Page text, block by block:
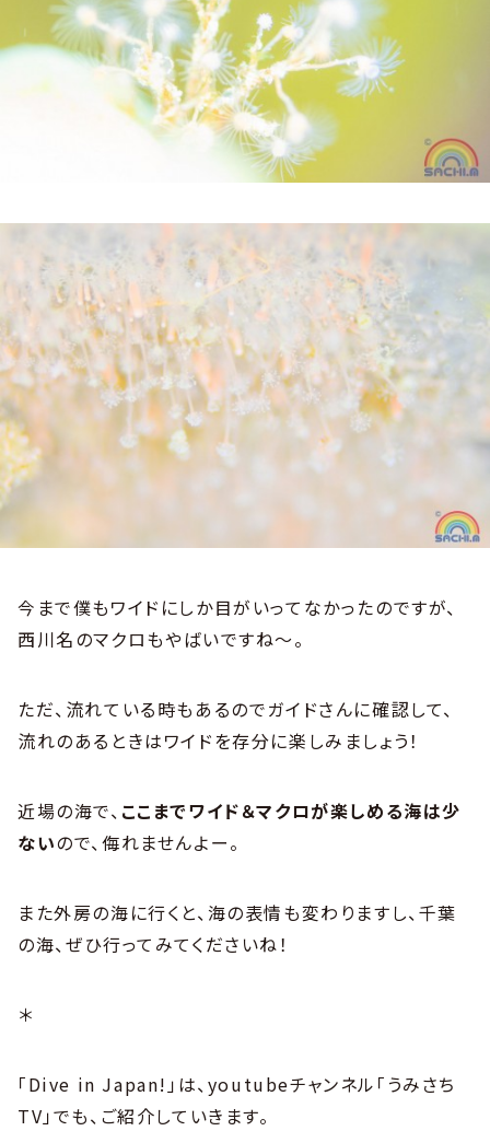
今まで僕もワイドにしか目がいってなかったのですが、
西川名のマクロもやばいですね～。
ただ、流れている時もあるのでガイドさんに確認して、
流れのあるときはワイドを存分に楽しみましょう！
近場の海で、 ここまでワイド＆マクロが楽しめる海は少
ないので、侮れませんよー。
また外房の海に行くと、海の表情も変わりますし、千葉
の海、ぜひ行ってみてくださいね！
＊
「Dive in Japan!」は、youtubeチャンネル「うみさち
TV」でも、ご紹介していきます。